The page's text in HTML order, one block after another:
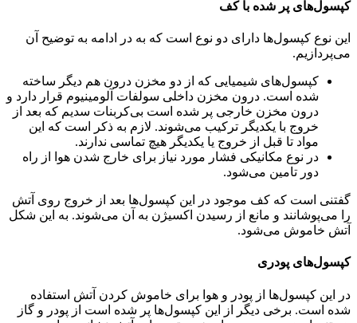
کپسول‌های پر شده با کف
این نوع کپسول‌ها دارای دو نوع است که به در ادامه به توضیح آن
می‌پردازیم.
کپسول‌های شیمیایی که از دو مخزن درون هم دیگر ساخته
شده است. درون مخزن داخلی سولفات آلومینیوم قرار دارد و
درون مخزن خارجی پر شده است بی‌کربنات سدیم که بعد از
خروج با یکدیگر ترکیب می‌شوند. لازم به ذکر است که این
مواد تا قبل از خروج یا یکدیگر هیچ تماسی ندارند.
در نوع مکانیکی فشار مورد نیاز برای خارج شدن هوا از راه
دور تامین می‌شود.
گفتنی است که کف موجود در این کپسول‌ها بعد از خروج روی آتش
را می‌پوشانند و مانع از رسیدن اکسیژن به آن می‌شوند. به این شکل
آتش خاموش می‌شود.
کپسول‌های پودری
در این کپسول‌ها از پودر و هوا برای خاموش کردن آتش استفاده
شده است. برخی دیگر از این کپسول‌ها پر شده است از پودر و گاز